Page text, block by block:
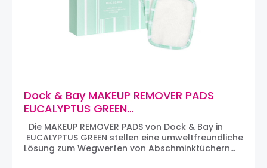
Dock & Bay MAKEUP REMOVER PADS
EUCALYPTUS GREEN
Abschmink-/Gesichtsreinigungspads
(3er Pack)
Die MAKEUP REMOVER PADS von Dock & Bay in
EUCALYPTUS GREEN stellen eine umweltfreundliche
Lösung zum Wegwerfen von Abschminktüchern